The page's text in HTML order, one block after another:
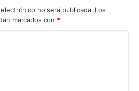
no será publicada. Los
marcados con *